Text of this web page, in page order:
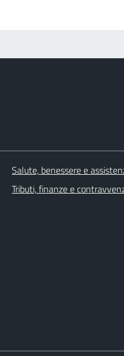
Salute, benessere e
Tributi, finanze e